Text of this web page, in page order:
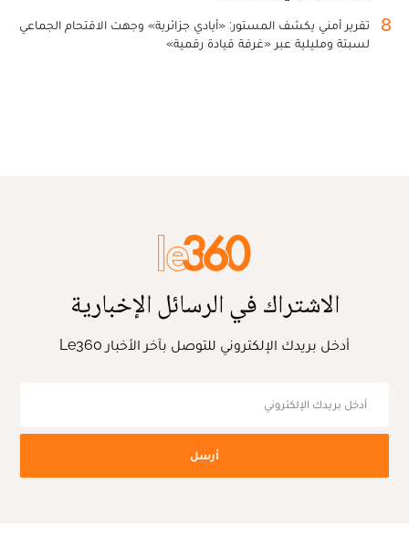
8
تقرير أمني يكشف المستور: «أيادي جزائرية» وجهت الاقتحام الجماعي
لسبتة ومليلية عبر «غرفة قيادة رقمية»
الاشتراك في الرسائل الإخبارية
أدخل بريدك الإلكتروني للتوصل بآخر الأخبار Le360
أرسل